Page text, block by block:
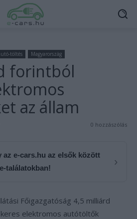
töltés Magyarország
forintból
az állam
0 hozzászólás
az e-cars.hu az elsők között
találatokban!
›
Főigazgatóság 4,5 milliárd
elektromos autótöltők